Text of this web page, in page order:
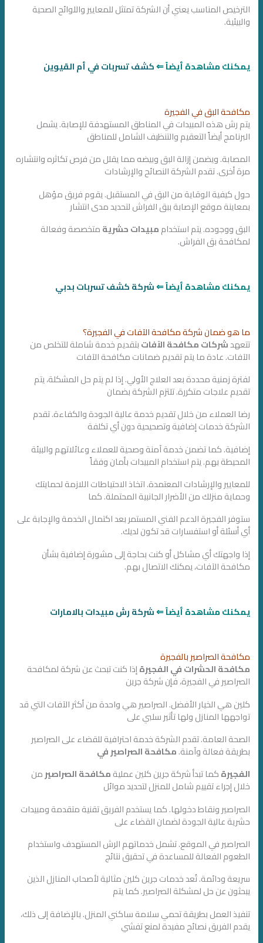
الترخيص المناسب يعني أن الشركة تمتثل للمعايير واللوائح الصحية
والبيئية.
يمكنك مشاهدة أيضاً ⇐كشف تسربات في أم القيوين
مكافحة البق في الفجيرة
يتم رش هذه المبيدات في المناطق المستهدفة للإصابة. يشمل
البرنامج أيضاً التعقيم والتنظيف الشامل للمناطق
المصابة. ويضمن إزالة البق وبيضه مما يقلل من فرص تكاثره وانتشاره
مرة أخرى. تقدم الشركة النصائح والإرشادات
حول كيفية الوقاية من البق في المستقبل. يقوم فريق مؤهل
بمعاينة موقع الإصابة ببق الفراش لتحديد مدى انتشار
البق ووجوده. يتم استخداممبيدات حشريةمتخصصة وفعالة
لمكافحة بق الفراش.
يمكنك مشاهدة أيضاً ⇐شركة كشف تسربات بدبي
ما هو ضمان شركة مكافحة الآفات في الفجيرة؟
تتعهدشركات مكافحة الآفاتبتقديم خدمة شاملة للتخلص من
الآفات. عادة ما يتم تقديم ضمانات مكافحة الآفات
لفترة زمنية محددة بعد العلاج الأولي. إذا لم يتم حل المشكلة، يتم
تقديم علاجات متكررة. تلتزم الشركة بضمان
رضا العملاء من خلال تقديم خدمة عالية الجودة والكفاءة. تقدم
الشركة خدمات إضافية وتصحيحية دون أي تكلفة
إضافية. كما تضمن خدمة آمنة وصحية للعملاء وعائلاتهم والبيئة
المحيطة بهم. يتم استخدام المبيدات بأمان وفقاً
للمعايير والإرشادات المعتمدة. اتخاذ الاحتياطات اللازمة لحمايتك
وحماية منزلك من الأضرار الجانبية المحتملة. كما
ستوفر الفجيرة الدعم الفني المستمر بعد اكتمال الخدمة والإجابة على
أي أسئلة أو استفسارات قد تكون لديك.
إذا واجهتك أي مشاكل أو كنت بحاجة إلى مشورة إضافية بشأن
مكافحة الآفات، يمكنك الاتصال بهم.
يمكنك مشاهدة أيضاً ⇐شركة رش مبيدات بالامارات
مكافحة الصراصير بالفجيرة
مكافحة الحشرات في الفجيرةإذا كنت تبحث عن شركة لمكافحة
الصراصير في الفجيرة، فإن شركة جرين
كلين هي الخيار الأفضل. الصراصير هي واحدة من أكثر الآفات التي قد
تواجهها المنازل ولها تأثير سلبي على
الصحة العامة. تقدم الشركة خدمة احترافية للقضاء على الصراصير
بطريقة فعالة وآمنة.مكافحة الصراصير في
الفجيرةكما تبدأ شركة جرين كلين عمليةمكافحة الصراصيرمن
خلال إجراء تقييم شامل للمنزل لتحديد موائل
الصراصير ونقاط دخولها. كما يستخدم الفريق تقنية متقدمة ومبيدات
حشرية عالية الجودة لضمان القضاء على
الصراصير في الموقع. تشمل خدماتهم الرش المستهدف واستخدام
الطعوم الفعالة للمساعدة في تحقيق نتائج
سريعة ودائمة. تُعد خدمات جرين كلين مثالية لأصحاب المنازل الذين
يبحثون عن حل لمشكلة الصراصير. كما يتم
تنفيذ العمل بطريقة تحمي سلامة ساكني المنزل. بالإضافة إلى ذلك،
يقدم الفريق نصائح مفيدة لمنع تفشي